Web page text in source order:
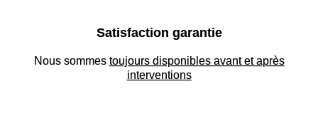
Satisfaction garantie
Nous sommes toujours disponibles avant et après
interventions